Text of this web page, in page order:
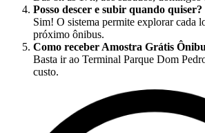
Posso descer e subir quando quiser?
Sim! O sistema permite explorar cada
próximo ônibus.
Como receber Amostra Grátis
Basta ir ao Terminal Parque Dom
custo.